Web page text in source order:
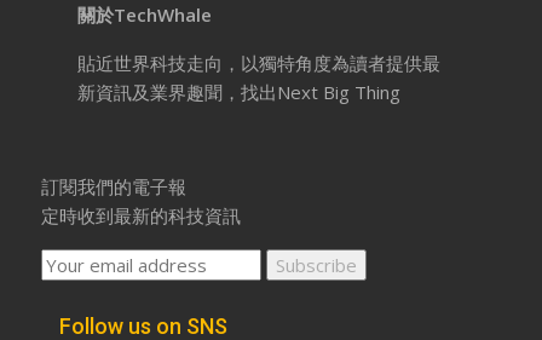
關於TechWhale
貼近世界科技走向，以獨特角度為讀者提供最
新資訊及業界趣聞，找出Next Big Thing
訂閱我們的電子報
定時收到最新的科技資訊
Follow us on SNS